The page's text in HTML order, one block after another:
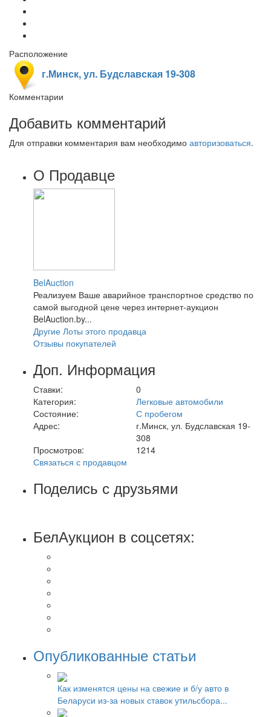
Расположение
г.Минск, ул. Будславская 19-308
Комментарии
Добавить комментарий
Для отправки комментария вам необходимо авторизоваться.
О Продавце
BelAuction
Реализуем Ваше аварийное транспортное средство по
самой выгодной цене через интернет-аукцион
BelAuction.by...
Другие Лоты этого продавца
Отзывы покупателей
Доп. Информация
Ставки:
0
Категория:
Легковые автомобили
Состояние:
С пробегом
Адрес:
г.Минск, ул. Будславская 19-
308
Просмотров:
1214
Связаться с продавцом
Поделись с друзьями
БелАукцион в соцсетях:
Опубликованные статьи
Как изменятся цены на свежие и б/у авто в
Беларуси из-за новых ставок утильсбора...